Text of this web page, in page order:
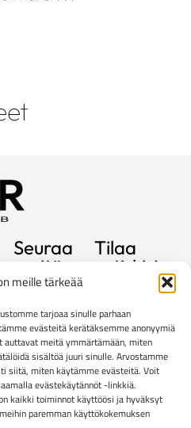
meille tärkeää
tarjoaa sinulle parhaan
evästeitä kerätäksemme anonyymiä
meitä ymmärtämään, miten
sisältöä juuri sinulle. Arvostamme
siitä, miten käytämme evästeitä. Voit
evästekäytännöt -linkkiä.
kaikki toiminnot käyttöösi ja hyväksyt
paremman käyttökokemuksen
Seuraa
meitä
Tilaa
uutiskirje